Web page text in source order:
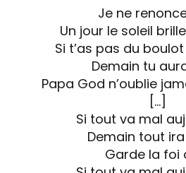
Je ne
Un jour le soleil
Si t’as pas du
Demain tu
Papa God n’oublie
[…]
Si tout va mal
Demain tout
Garde la foi